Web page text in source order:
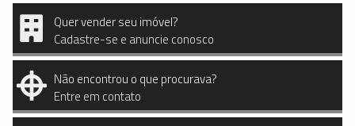
Quer vender seu imóvel?
Cadastre-se e anuncie conosco
Não encontrou o que procurava?
Entre em contato